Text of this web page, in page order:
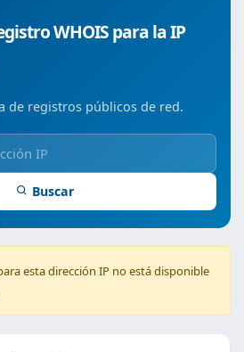
WHOIS para la IP
de registros públicos de red.
Buscar
esta dirección IP no está disponible